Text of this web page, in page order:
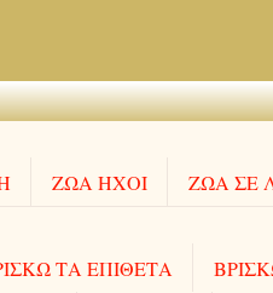
ΖΩΑ ΗΧΟΙ ΖΩΑ ΣΕ
ΤΑ ΕΠΙΘΕΤΑ